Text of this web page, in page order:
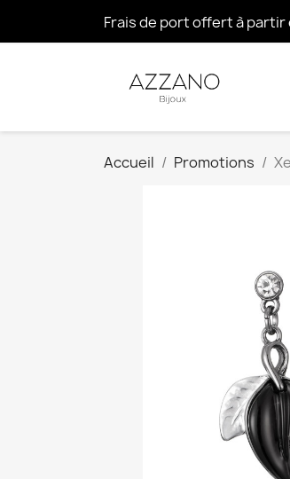
Frais de port offert à partir
Accueil Promotions